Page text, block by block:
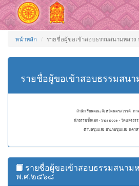
หน้าหลัก รายชื่อผู้ขอเข้าสอบธรรมสนามหลว
รายชื่อผู้ขอเข้าสอบธรรมสน
สำนักเรียนคณะจังหวัดนครสวรรค์ ภา
นักธรรมชั้นเอก - ๖๒๑๒๐๐๑ - วัดแสงธร
ตำบลชุมแสง อำเภอชุมแสง นครส
รายชื่อผู้ขอเข้าสอบธรรมสนาม
พ.ศ.๒๕๖๘